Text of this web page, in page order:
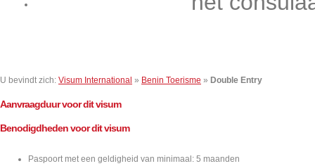
U bevindt zich: Visum International » Benin Toerisme » Double Entry
Aanvraagduur voor dit visum
Benodigdheden voor dit visum
Paspoort met een geldigheid van minimaal: 5 maanden